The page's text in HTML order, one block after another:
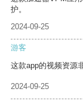
护。
2024-09-25
游客
这款app的视频资源
2024-09-25